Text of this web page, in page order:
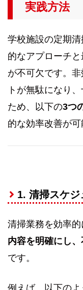
実践方法
学校施設の定期
的なアプローチ
が不可欠です。
トが無駄になり
ため、以下の3つ
的な効率改善が可
1. 清掃スケ
清掃業務を効率
内容を明確にし
です。